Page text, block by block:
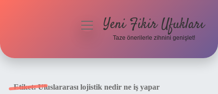
menüyüYeni Fikir Ufukları
Taze önerilerle zihnini genişlet!
Etiket:Uluslararası lojistik nedir ne iş yapar